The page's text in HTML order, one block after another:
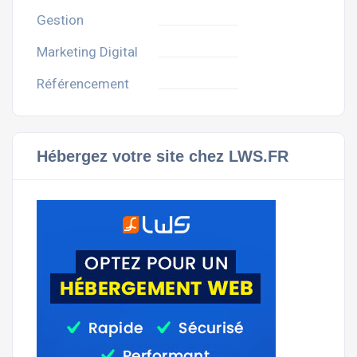
Gestion
Marketing Digital
Référencement
Hébergez votre site chez LWS.FR